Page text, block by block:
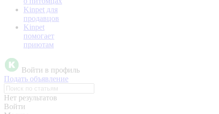
Kinpet для
продавцов
Kinpet
помогает
приютам
Войти в профиль
Подать объявление
Нет результатов
Войти